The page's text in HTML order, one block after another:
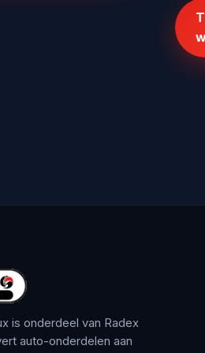
is onderdeel van Radex
auto-onderdelen aan